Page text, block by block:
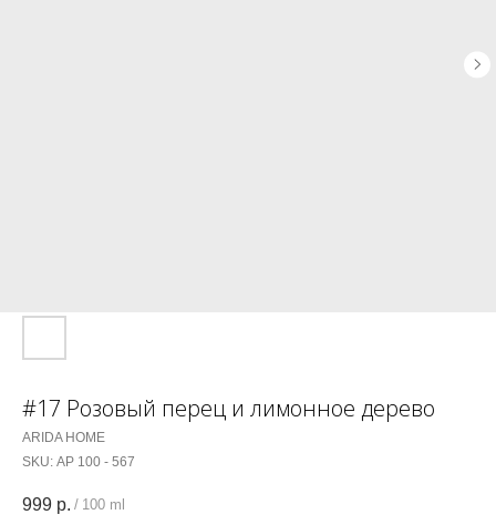
#17 Розовый перец и лимонное дерево
ARIDA HOME
SKU: АР 100 - 567
999 р. / 100 ml